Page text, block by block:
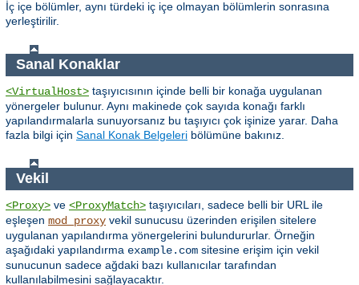
İç içe bölümler, aynı türdeki iç içe olmayan bölümlerin sonrasına
yerleştirilir.
Sanal Konaklar
<VirtualHost> taşıyıcısının içinde belli bir konağa uygulanan
yönergeler bulunur. Aynı makinede çok sayıda konağı farklı
yapılandırmalarla sunuyorsanız bu taşıyıcı çok işinize yarar. Daha
fazla bilgi için Sanal Konak Belgeleri bölümüne bakınız.
Vekil
<Proxy> ve <ProxyMatch> taşıyıcıları, sadece belli bir URL ile
eşleşen mod_proxy vekil sunucusu üzerinden erişilen sitelere
uygulanan yapılandırma yönergelerini bulundururlar. Örneğin
aşağıdaki yapılandırma example.com sitesine erişim için vekil
sunucunun sadece ağdaki bazı kullanıcılar tarafından
kullanılabilmesini sağlayacaktır.